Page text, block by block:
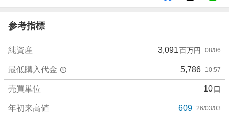
ア
参考指標
純資産 3,091百万円 08/06
最低購入代金 5,786 10:57
売買単位 10口
年初来高値 609 26/03/03